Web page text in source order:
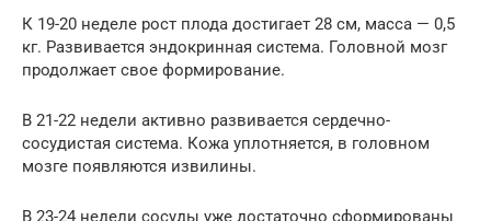
К 19-20 неделе рост плода достигает 28 см, масса — 0,5
кг. Развивается эндокринная система. Головной мозг
продолжает свое формирование.
В 21-22 недели активно развивается сердечно-
сосудистая система. Кожа уплотняется, в головном
мозге появляются извилины.